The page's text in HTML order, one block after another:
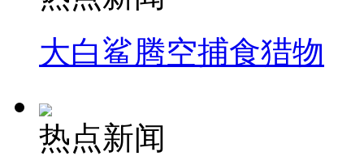
大白鲨腾空捕食猎物
热点新闻